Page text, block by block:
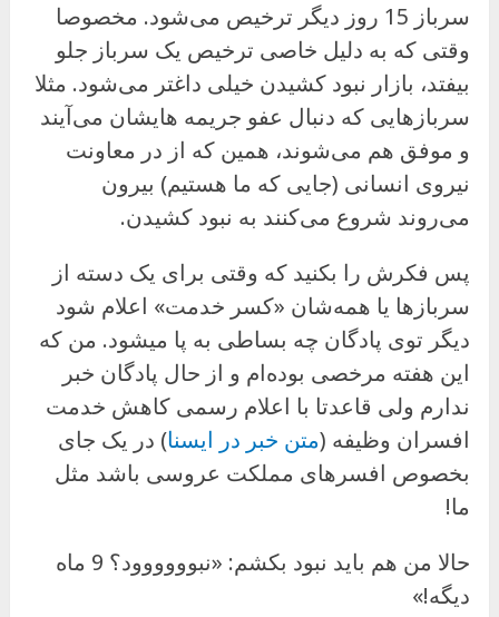
سرباز 15 روز دیگر ترخیص می‌شود. مخصوصا
وقتی که به دلیل خاصی ترخیص یک سرباز جلو
بیفتد، بازار نبود کشیدن خیلی داغتر می‌شود. مثلا
سربازهایی که دنبال عفو جریمه هایشان می‌آیند
و موفق هم می‌شوند، همین که از در معاونت
نیروی انسانی (جایی که ما هستیم) بیرون
می‌روند شروع می‌کنند به نبود کشیدن.
پس فکرش را بکنید که وقتی برای یک دسته از
سربازها یا همه‌شان «کسر خدمت» اعلام شود
دیگر توی پادگان چه بساطی به پا میشود. من که
این هفته مرخصی بوده‌ام و از حال پادگان خبر
ندارم ولی قاعدتا با اعلام رسمی کاهش خدمت
افسران وظیفه (متن خبر در ایسنا) در یک جای
بخصوص افسرهای مملکت عروسی باشد مثل
ما!
حالا من هم باید نبود بکشم: «نبوووووود؟ 9 ماه
دیگه!»